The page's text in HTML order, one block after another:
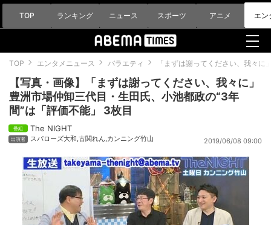
TOP ランキング ニュース スポーツ アニメ エン
TOP エンタメニュース バラエティ 「まずは謝ってください、我々
【写真・画像】「まずは謝ってください、我々に」
豊洲市場仲卸三代目・生田氏、小池都政の“3年
間”は「評価不能」 3枚目
The NIGHT
スパローズ大和,古関れん,カンニング竹山 2019/06/08 09:00